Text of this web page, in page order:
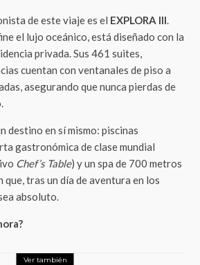
de este viaje es el EXPLORA III.
el lujo oceánico, está diseñado con la
privada. Sus 461 suites,
cuentan con ventanales de piso a
asegurando que nunca pierdas de
destino en sí mismo: piscinas
gastronómica de clase mundial
Chef’s Table) y un spa de 700 metros
tras un día de aventura en los
absoluto.
Ver también